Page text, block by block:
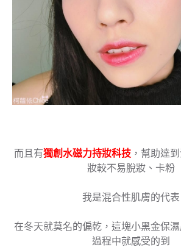
而且有獨創水磁力持妝科技 ，幫助達
妝較不易脫妝、卡粉
我是混合性肌膚的代表
在冬天就莫名的偏乾，這塊小黑金保
過程中就感受的到